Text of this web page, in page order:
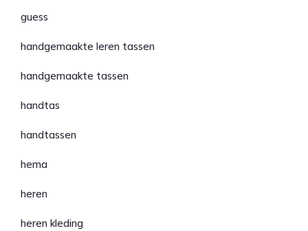
guess
handgemaakte leren tassen
handgemaakte tassen
handtas
handtassen
hema
heren
heren kleding